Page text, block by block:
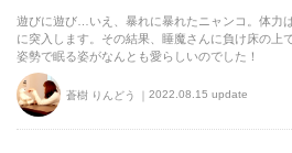
遊びに遊び…いえ、暴れに暴れたニャンコ。体力
に突入します。その結果、睡魔さんに負け床の上
姿勢で眠る姿がなんとも愛らしいのでした！
蒼樹 りんどう 2022.08.15 update